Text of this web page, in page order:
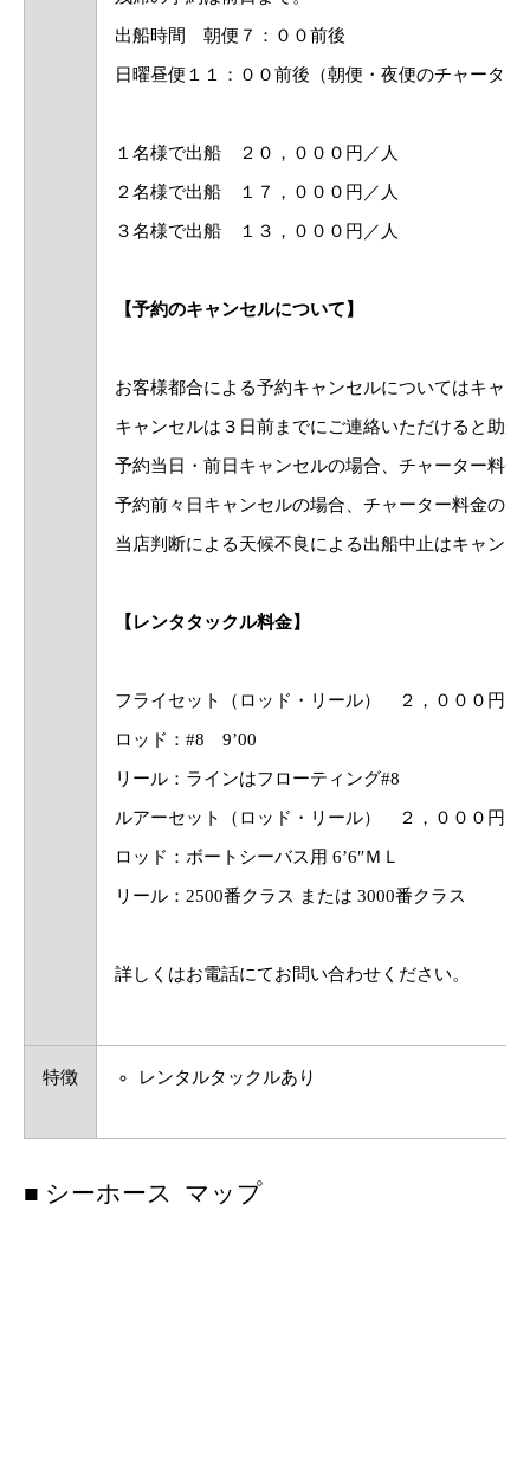
出船時間 朝便７：００前後
日曜昼便１１：００前後（朝便・夜便のチャータ
１名様で出船 ２０，０００円／人
２名様で出船 １７，０００円／人
３名様で出船 １３，０００円／人
【予約のキャンセルについて】
お客様都合による予約キャンセルについてはキャ
キャンセルは３日前までにご連絡いただけると助か
予約当日・前日キャンセルの場合、チャーター料
予約前々日キャンセルの場合、チャーター料金の
当店判断による天候不良による出船中止はキャン
【レンタタックル料金】
フライセット（ロッド・リール） ２，０００円
ロッド：#8 9’00
リール：ラインはフローティング#8
ルアーセット（ロッド・リール） ２，０００円
ロッド：ボートシーバス用 6’6″ＭＬ
リール：2500番クラス または 3000番クラス
詳しくはお電話にてお問い合わせください。
特徴 レンタルタックルあり
■ シーホース マップ